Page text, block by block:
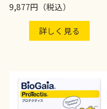
9,877円（税込）
詳しく見る